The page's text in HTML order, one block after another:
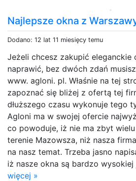
Najlepsze okna z
Dodano: 12 lat 11 miesięcy temu
Jeżeli chcesz zakupić eleganckie
naprawić, bez dwóch zdań
www. agloni. pl. Właśnie na tej
zapoznać się bliżej z ofertą tej
dłuższego czasu wykonuje tego
Agloni ma w swojej ofercie
co powoduje, iż nie ma zbyt
terenie Mazowsza, niż nasza
na nasz temat. Trzeba jasno
iż nasze okna są bardzo wysokiej
więcej »